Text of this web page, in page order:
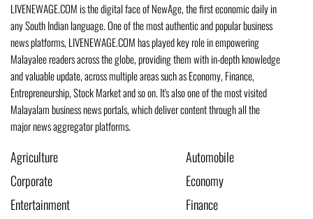
LIVENEWAGE.COM is the digital face of NewAge, the first economic daily in
any South Indian language. One of the most authentic and popular business
news platforms, LIVENEWAGE.COM has played key role in empowering
Malayalee readers across the globe, providing them with in-depth knowledge
and valuable update, across multiple areas such as Economy, Finance,
Entrepreneurship, Stock Market and so on. It's also one of the most visited
Malayalam business news portals, which deliver content through all the
major news aggregator platforms.
Agriculture
Automobile
Corporate
Economy
Entertainment
Finance